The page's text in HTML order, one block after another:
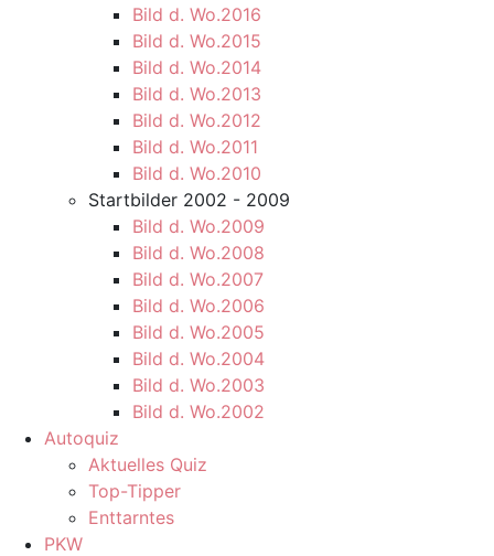
Bild d. Wo.2016
Bild d. Wo.2015
Bild d. Wo.2014
Bild d. Wo.2013
Bild d. Wo.2012
Bild d. Wo.2011
Bild d. Wo.2010
Startbilder 2002 - 2009
Bild d. Wo.2009
Bild d. Wo.2008
Bild d. Wo.2007
Bild d. Wo.2006
Bild d. Wo.2005
Bild d. Wo.2004
Bild d. Wo.2003
Bild d. Wo.2002
Autoquiz
Aktuelles Quiz
Top-Tipper
Enttarntes
PKW